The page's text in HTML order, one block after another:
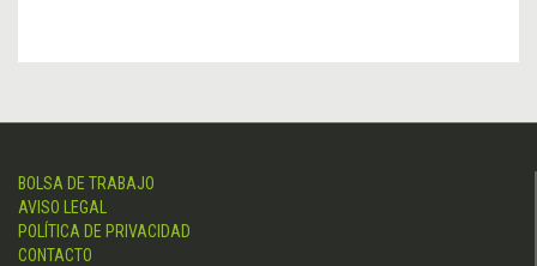
BOLSA DE TRABAJO
AVISO LEGAL
POLÍTICA DE PRIVACIDAD
CONTACTO